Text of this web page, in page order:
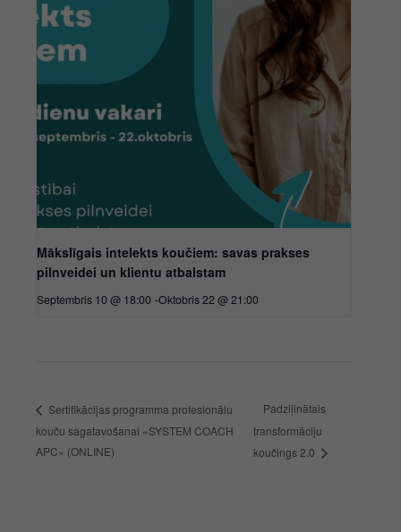
Mākslīgais intelekts koučiem: savas prakses
pilnveidei un klientu atbalstam
Septembris 10 @ 18:00 -Oktobris 22 @ 21:00
Sertifikācijas programma profesionālu
kouču sagatavošanai «SYSTEM COACH
APC» (ONLINE)
Padziļinātais
transformāciju
koučings 2.0